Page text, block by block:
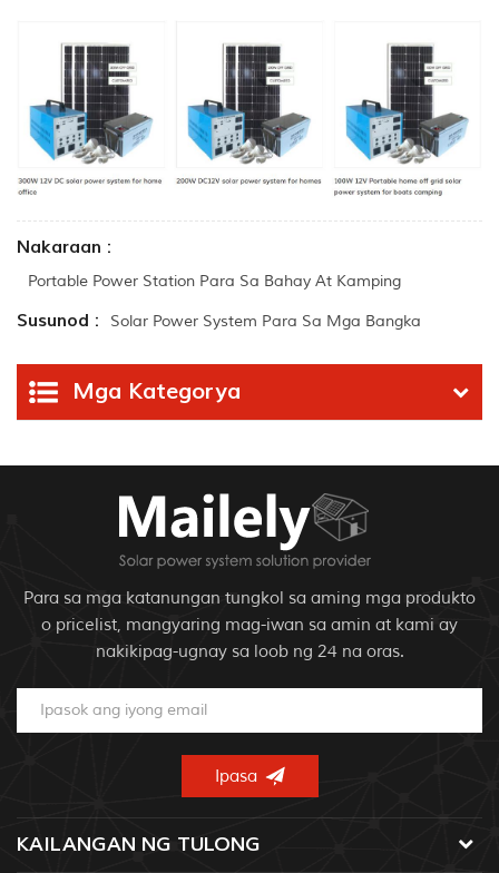
Nakaraan :
Portable Power Station Para Sa Bahay At Kamping
Susunod : Solar Power System Para Sa Mga Bangka
Mga Kategorya
Para sa mga katanungan tungkol sa aming mga produkto
o pricelist, mangyaring mag-iwan sa amin at kami ay
nakikipag-ugnay sa loob ng 24 na oras.
KAILANGAN NG TULONG